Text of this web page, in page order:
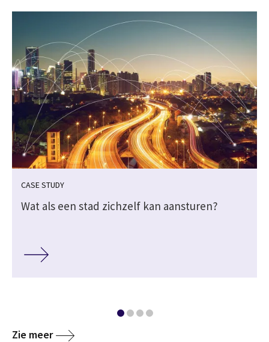
CASE STUDY
Wat als een stad zichzelf kan aansturen?
Zie meer